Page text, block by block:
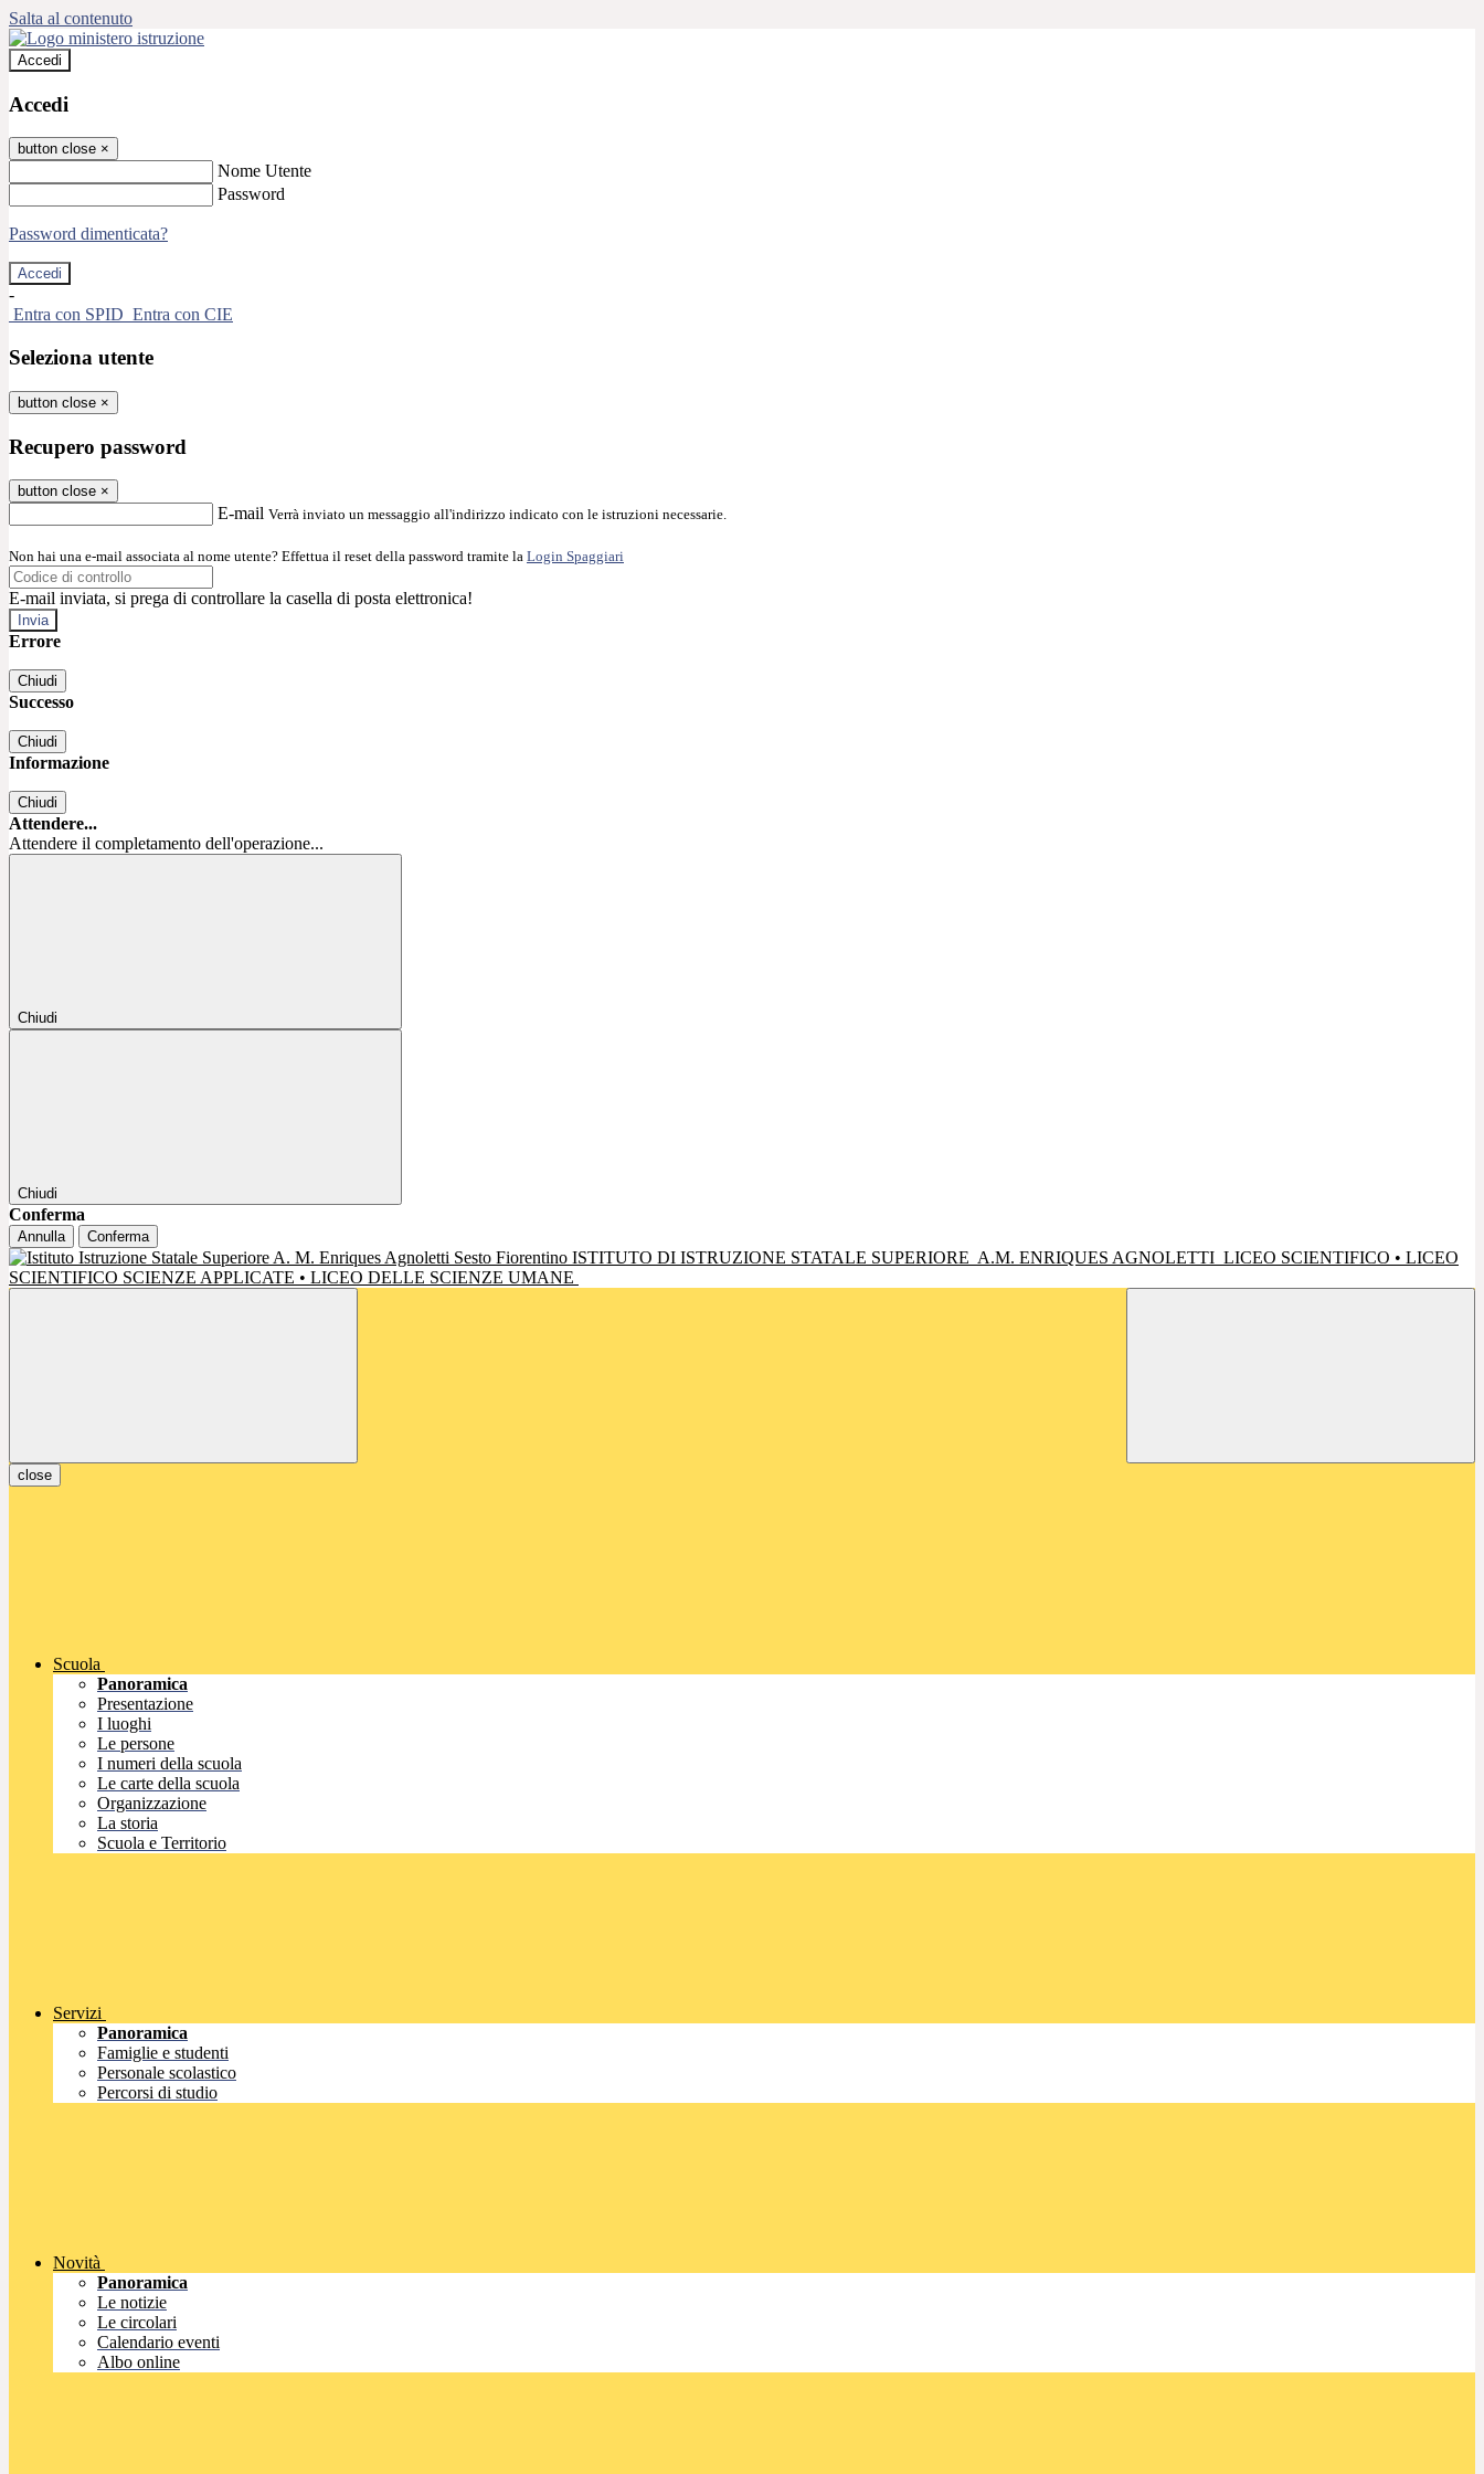
Salta al contenuto
Accedi
Accedi
button close ×
Nome Utente
Password
Password dimenticata?
-
Entra con SPID Entra con CIE
Seleziona utente
button close ×
Recupero password
button close ×
E-mail Verrà inviato un messaggio all'indirizzo indicato con le istruzioni necessarie.
Non hai una e-mail associata al nome utente? Effettua il reset della password tramite la Login Spaggiari
E-mail inviata, si prega di controllare la casella di posta elettronica!
Errore
Chiudi
Successo
Chiudi
Informazione
Chiudi
Attendere...
Attendere il completamento dell'operazione...
Chiudi
Chiudi
Conferma
Annulla Conferma
ISTITUTO DI ISTRUZIONE STATALE SUPERIORE A.M. ENRIQUES AGNOLETTI LICEO SCIENTIFICO • LICEO
SCIENTIFICO SCIENZE APPLICATE • LICEO DELLE SCIENZE UMANE
close
Scuola
Panoramica
Presentazione
I luoghi
Le persone
I numeri della scuola
Le carte della scuola
Organizzazione
La storia
Scuola e Territorio
Servizi
Panoramica
Famiglie e studenti
Personale scolastico
Percorsi di studio
Novità
Panoramica
Le notizie
Le circolari
Calendario eventi
Albo online